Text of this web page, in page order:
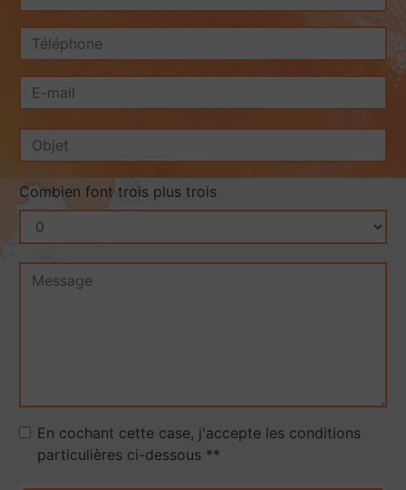
Combien font trois plus trois
En cochant cette case, j'accepte les conditions
particulières ci-dessous **